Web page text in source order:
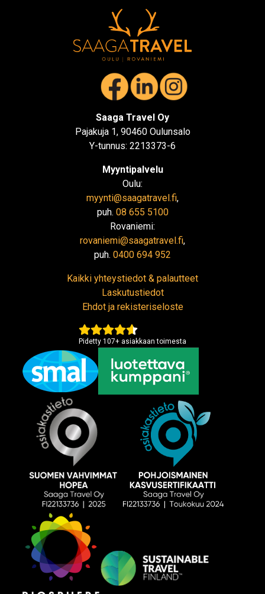
Saaga Travel Oy
Pajakuja 1, 90460 Oulunsalo
Y-tunnus: 2213373-6
Myyntipalvelu
Oulu:
myynti@saagatravel.fi,
puh. 08 655 5100
Rovaniemi:
rovaniemi@saagatravel.fi,
puh. 0400 694 952
Kaikki yhteystiedot & palautteet
Laskutustiedot
Ehdot ja rekisteriseloste
Pidetty 107+ asiakkaan toimesta